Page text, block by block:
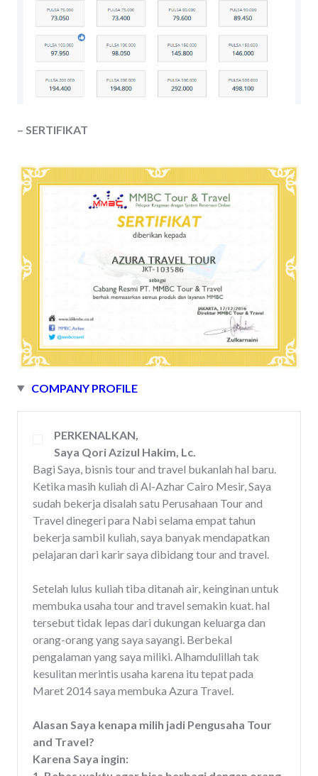
– SERTIFIKAT
COMPANY PROFILE
PERKENALKAN,
Saya Qori Azizul Hakim, Lc.
Bagi Saya, bisnis tour and travel bukanlah hal baru.
Ketika masih kuliah di Al-Azhar Cairo Mesir, Saya
sudah bekerja disalah satu Perusahaan Tour and
Travel dinegeri para Nabi selama empat tahun
bekerja sambil kuliah, saya banyak mendapatkan
pelajaran dari karir saya dibidang tour and travel.
Setelah lulus kuliah tiba ditanah air, keinginan untuk
membuka usaha tour and travel semakin kuat. hal
tersebut tidak lepas dari dukungan keluarga dan
orang-orang yang saya sayangi. Berbekal
pengalaman yang saya miliki. Alhamdulillah tak
kesulitan merintis usaha karena itu tepat pada
Maret 2014 saya membuka Azura Travel.
Alasan Saya kenapa milih jadi Pengusaha Tour
and Travel?
Karena Saya ingin: